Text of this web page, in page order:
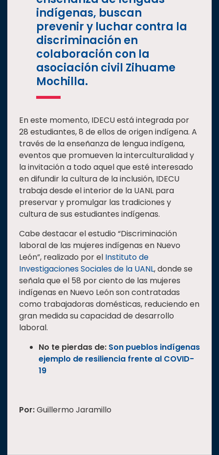
indígenas, buscan
prevenir y luchar contra la
discriminación en
colaboración con la
asociación civil Zihuame
Mochilla.
En este momento, IDECU está integrada por
28 estudiantes, 8 de ellos de origen indígena. A
través de la enseñanza de lengua indígena,
eventos que promueven la interculturalidad y
la invitación a todo aquel que esté interesado
en difundir la cultura de la inclusión, IDECU
trabaja desde el interior de la UANL para
preservar y promulgar las tradiciones y
cultura de sus estudiantes indígenas.
Cabe destacar el estudio “Discriminación
laboral de las mujeres indígenas en Nuevo
León”, realizado por el Instituto de
Investigaciones Sociales de la UANL, donde se
señala que el 58 por ciento de las mujeres
indígenas en Nuevo León son contratadas
como trabajadoras domésticas, reduciendo en
gran medida su capacidad de desarrollo
laboral.
No te pierdas de: Son pueblos indígenas
ejemplo de resiliencia frente al COVID-
19
Por:Guillermo Jaramillo